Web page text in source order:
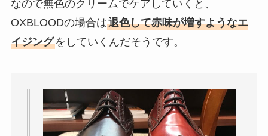
なので無色のクリームでケアしていくと、
OXBLOODの場合は退色して赤味が増すようなエ
イジングをしていくんだそうです。